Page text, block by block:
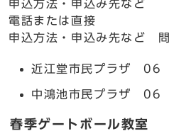
申込方法・申込み先など
電話または直接
申込方法・申込み先など
近江堂市民プラザ 06
中鴻池市民プラザ 06
春季ゲートボール教室